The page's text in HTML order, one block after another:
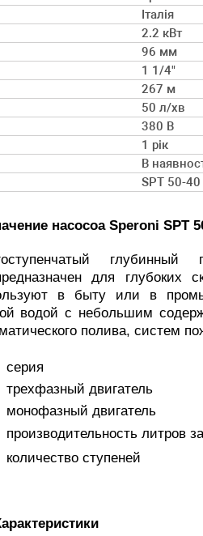
Італія
2.2 кВт
96 мм
1 1/4"
267 м
50 л/хв
380 В
1 рік
В
SPT 50-40
насосоа Speroni SPT
для
в быту или в
водой с небольшим
полива, систем
серия
трехфазный двигатель
монофазный двигатель
производительность литров
количество ступеней